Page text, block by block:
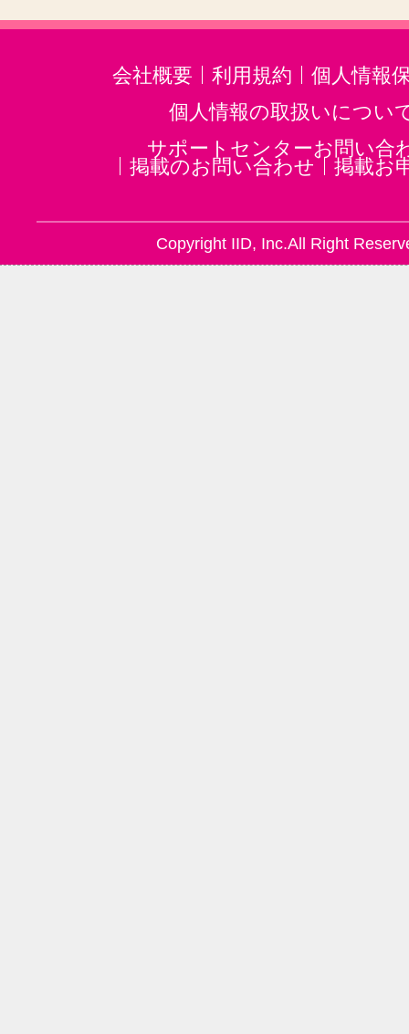
会社概要 利用規約
個人情報
個人情報の取扱いについ
サポートセンターお問い合
掲載のお問い合わせ
掲載お
Copyright IID, Inc.All Right